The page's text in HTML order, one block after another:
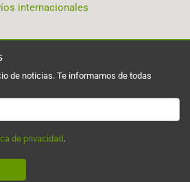
internacionales
de noticias. Te informamos de todas
de privacidad .